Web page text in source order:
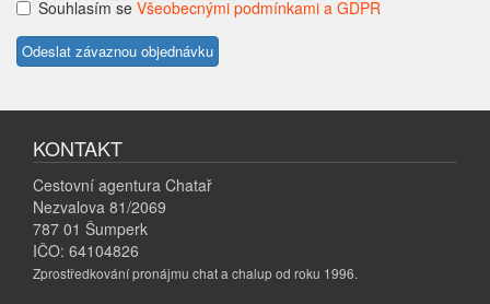
Souhlasím se Všeobecnými podmínkami a GDPR
KONTAKT
Cestovní agentura Chatař
Nezvalova 81/2069
787 01 Šumperk
IČO: 64104826
Zprostředkování pronájmu chat a chalup od roku 1996.